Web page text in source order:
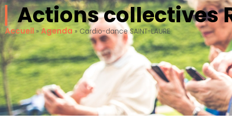
Actions collectives
Accueil » Agenda» Cardio-dance SAINT-LAURE